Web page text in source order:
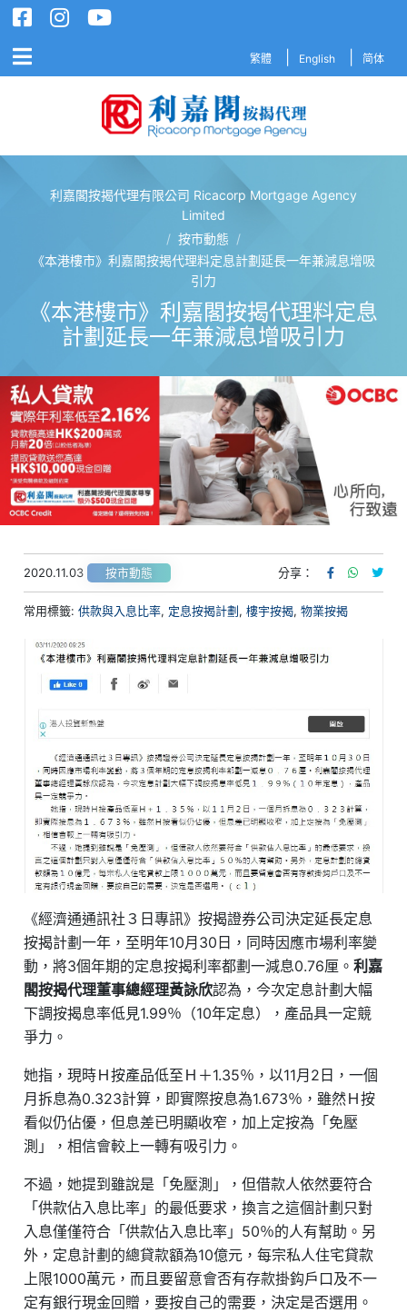
繁體 English 简体
利嘉閣按揭代理有限公司 Ricacorp Mortgage Agency
Limited
/ 按市動態 /
《本港樓市》利嘉閣按揭代理料定息計劃延長一年兼減息增吸
引力
《本港樓市》利嘉閣按揭代理料定息
計劃延長一年兼減息增吸引力
2020.11.03 按市動態 分享：
常用標籤:供款與入息比率, 定息按揭計劃,樓宇按揭,物業按揭
《經濟通通訊社３日專訊》按揭證券公司決定延長定息
按揭計劃一年，至明年10月30日，同時因應市場利率變
動，將3個年期的定息按揭利率都劃一減息0.76厘。利嘉
閣按揭代理董事總經理黃詠欣認為，今次定息計劃大幅
下調按揭息率低見1.99％（10年定息），產品具一定競
爭力。
她指，現時Ｈ按產品低至Ｈ＋1.35％，以11月2日，一個
月拆息為0.323計算，即實際按息為1.673％，雖然Ｈ按
看似仍佔優，但息差已明顯收窄，加上定按為「免壓
測」，相信會較上一轉有吸引力。
不過，她提到雖說是「免壓測」，但借款人依然要符合
「供款佔入息比率」的最低要求，換言之這個計劃只對
入息僅僅符合「供款佔入息比率」50％的人有幫助。另
外，定息計劃的總貸款額為10億元，每宗私人住宅貸款
上限1000萬元，而且要留意會否有存款掛鈎戶口及不一
定有銀行現金回贈，要按自己的需要，決定是否選用。